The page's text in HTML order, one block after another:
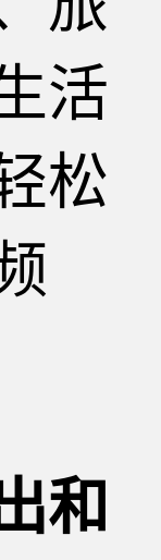
活
松
和